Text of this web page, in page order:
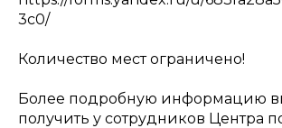
3c0/
Количество мест ограничено!
Более подробную информацию
получить у сотрудников Центра